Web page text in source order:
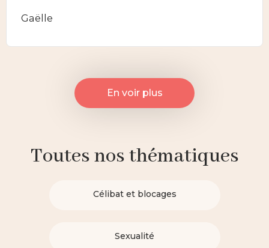
Gaëlle
En voir plus
Toutes nos thématiques
Célibat et blocages
Sexualité